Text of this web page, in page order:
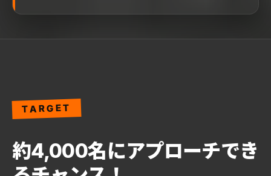
TARGET
約4,000名にアプローチでき